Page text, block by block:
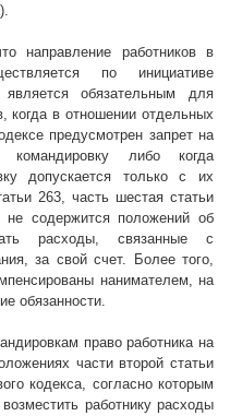
направление работников в
по инициативе
обязательным для
когда в отношении отдельных
предусмотрен запрет на
либо когда
допускается только с их
263, часть шестая статьи
содержится положений об
расходы, связанные с
за свой счет. Более того,
нанимателем, на
обязанности.
право работника на
части второй статьи
кодекса, согласно которым
работнику расходы